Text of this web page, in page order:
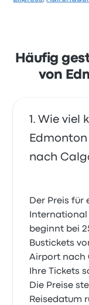
5.0 von 5
Carolin S.
3. August 2022
diese Reise
Häufig
von
Wie viel
nach
Der Preis für
beginnt bei
Bustickets
Airport nach
Ihre Tickets
Die Preise
Reisedatum